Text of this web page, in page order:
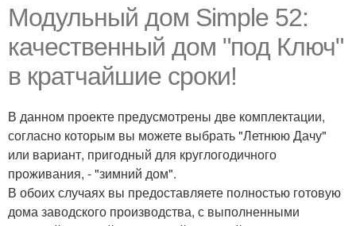
Модульный дом Simple 52:
качественный дом "под Ключ"
в кратчайшие сроки!
В данном проекте предусмотрены две комплектации,
согласно которым вы можете выбрать "Летнюю Дачу"
или вариант, пригодный для круглогодичного
проживания, - "зимний дом".
В обоих случаях вы предоставляете полностью готовую
дома заводского производства, с выполненными